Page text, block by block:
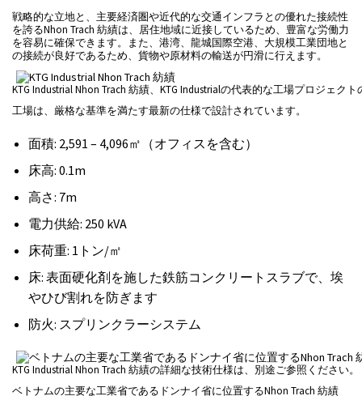
戦略的な立地と、主要経済圏や近代的な交通インフラとの優れた接続性
を誇るNhon Trach 紡績は、居住地域に近接しているため、豊富な労働力
を容易に確保できます。また、港湾、龍城国際空港、大規模工業団地と
の接続が良好であるため、貨物や原材料の輸送が円滑に行えます。
KTG Industrial Nhon Trach 紡績、KTG Industrialの代表的な工場プロジェク
工場は、厳格な基準を満たす最新の仕様で設計されています。
面積: 2,591 – 4,096㎡（オフィスを含む）
床高: 0.1m
高さ: 7m
電力供給: 250 kVA
床荷重: 1トン/㎡
床: 表面硬化剤を施した鉄筋コンクリートスラブで、埃
やひび割れを防ぎます
防火: スプリンクラーシステム
KTG Industrial Nhon Trach 紡績の詳細な技術仕様は、別途ご参照ください。
ベトナムの主要な工業省であるドンナイ省に位置するNhon Trach 紡績